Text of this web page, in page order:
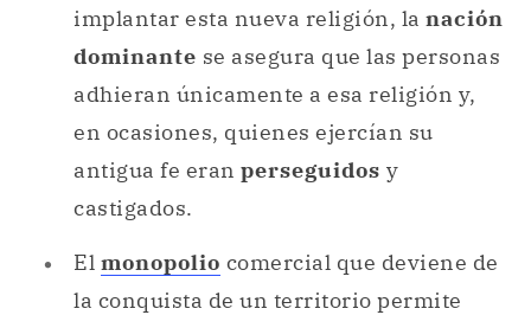
implantar esta nueva religión, la nación
dominante se asegura que las personas
adhieran únicamente a esa religión y,
en ocasiones, quienes ejercían su
antigua fe eran perseguidos y
castigados.
El monopolio comercial que deviene de
la conquista de un territorio permite